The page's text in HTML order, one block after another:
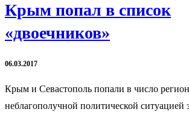
Крым попал в список
«двоечников»
06.03.2017
Крым и Севастополь попали в число
неблагополучной политической ситуацией